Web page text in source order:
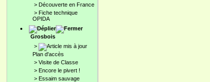
> Découverte en France
> Fiche technique
OPIDA
Grosbois
>
Plan d'accès
> Visite de Classe
> Encore le pivert !
> Essaim sauvage